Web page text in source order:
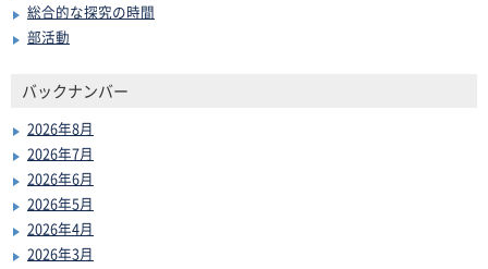
総合的な探究の時間
部活動
バックナンバー
2026年8月
2026年7月
2026年6月
2026年5月
2026年4月
2026年3月